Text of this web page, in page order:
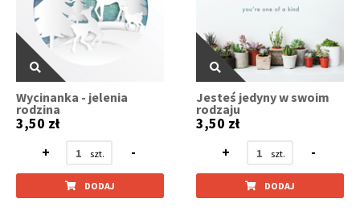
Wycinanka - jelenia
rodzina
3,50 zł
+
-
DODAJ
Jesteś jedyny w swoim
rodzaju
3,50 zł
+
-
DODAJ